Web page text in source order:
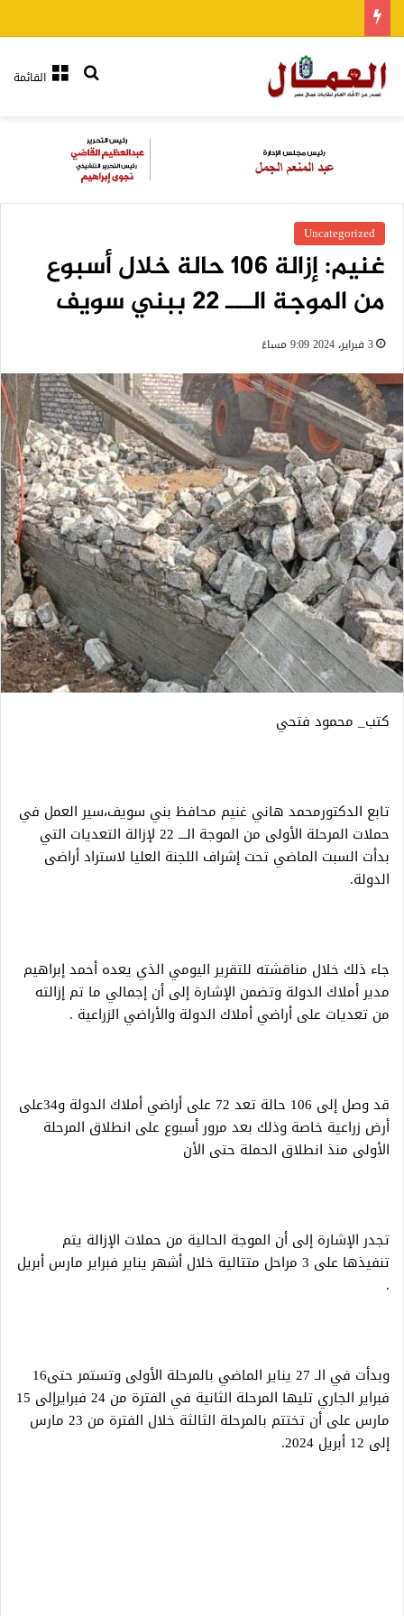
القائمةبحث عن
Uncategorized
غنيم: إزالة 106 حالة خلال أسبوع
من الموجة الـــ 22 ببني سويف
3 فبراير، 2024 9:09 مساءً
كتب_ محمود فتحي
تابع الدكتورمحمد هاني غنيم محافظ بني سويف،سير العمل في
حملات المرحلة الأولى من الموجة الـــ 22 لإزالة التعديات التي
بدأت السبت الماضي تحت إشراف اللجنة العليا لاستراد أراضى
الدولة.
جاء ذلك خلال مناقشته للتقرير اليومي الذي يعده أحمد إبراهيم
مدير أملاك الدولة وتضمن الإشارة إلى أن إجمالي ما تم إزالته
من تعديات على أراضي أملاك الدولة والأراضي الزراعية .
قد وصل إلى 106 حالة تعد 72 على أراضي أملاك الدولة و34على
أرض زراعية خاصة وذلك بعد مرور أسبوع على انطلاق المرحلة
الأولى منذ انطلاق الحملة حتى الأن
تجدر الإشارة إلى أن الموجة الحالية من حملات الإزالة يتم
تنفيذها على 3 مراحل متتالية خلال أشهر يناير فبراير مارس أبريل
.
وبدأت في الـ 27 يناير الماضي بالمرحلة الأولى وتستمر حتى16
فبراير الجاري تليها المرحلة الثانية في الفترة من 24 فبرايرإلى 15
مارس على أن تختتم بالمرحلة الثالثة خلال الفترة من 23 مارس
إلى 12 أبريل 2024.